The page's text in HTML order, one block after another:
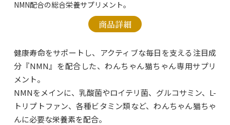
商品詳細
NMN配合の総合栄養サプリメント。
健康寿命をサポートし、アクティブな毎日を支える注目成
分『NMN』を配合した、わんちゃん猫ちゃん専用サプリ
メント。
NMNをメインに、乳酸菌やロイテリ菌、グルコサミン、L-
トリプトファン、各種ビタミン類など、わんちゃん猫ちゃ
んに必要な栄養素を配合。